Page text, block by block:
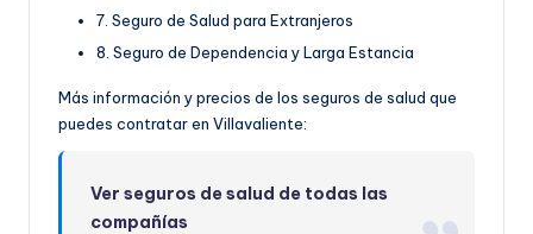
7. Seguro de Salud para Extranjeros
8. Seguro de Dependencia y Larga Estancia
Más información y precios de los seguros de salud que
puedes contratar en Villavaliente:
Ver seguros de salud de todas las
compañías